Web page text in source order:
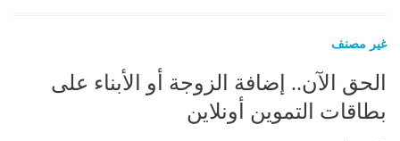
غير مصنف
الحق الآن.. إضافة الزوجة أو الأبناء على
بطاقات التموين أونلاين